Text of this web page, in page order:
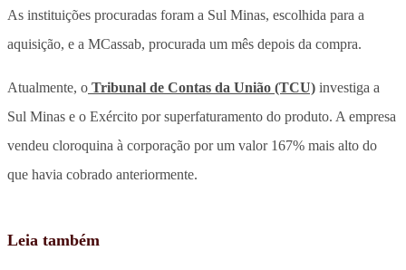
As instituições procuradas foram a Sul Minas, escolhida para a
aquisição, e a MCassab, procurada um mês depois da compra.
Atualmente, o Tribunal de Contas da União (TCU) investiga a
Sul Minas e o Exército por superfaturamento do produto. A empresa
vendeu cloroquina à corporação por um valor 167% mais alto do
que havia cobrado anteriormente.
Leia também